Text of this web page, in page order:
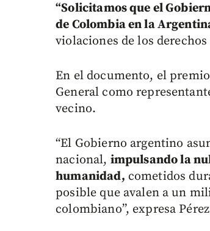
“Solicitamos que el
de Colombia en la
violaciones de los
En el documento, el
General como
vecino.
“El Gobierno argentino
nacional, impulsando la
humanidad, cometidos
posible que avalen a un
colombiano”, expresa